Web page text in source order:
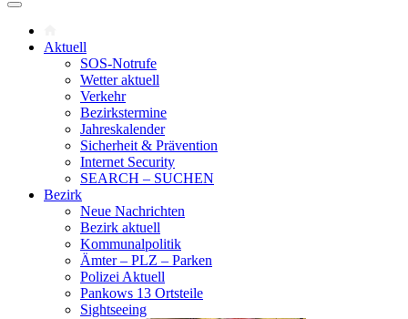
Aktuell
SOS-Notrufe
Wetter aktuell
Verkehr
Bezirkstermine
Jahreskalender
Sicherheit & Prävention
Internet Security
SEARCH – SUCHEN
Bezirk
Neue Nachrichten
Bezirk aktuell
Kommunalpolitik
Ämter – PLZ – Parken
Polizei Aktuell
Pankows 13 Ortsteile
Sightseeing